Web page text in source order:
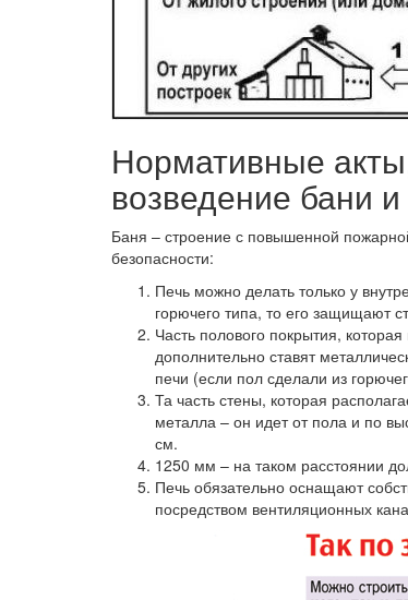
Нормативные
возведение бани
Баня – строение с повышенной
безопасности:
Печь можно делать только у
горючего типа, то его защищают
Часть полового покрытия,
дополнительно ставят
печи (если пол сделали из
Та часть стены, которая
металла – он идет от пола и по
см.
1250 мм – на таком расстоянии
Печь обязательно оснащают
посредством вентиляционных